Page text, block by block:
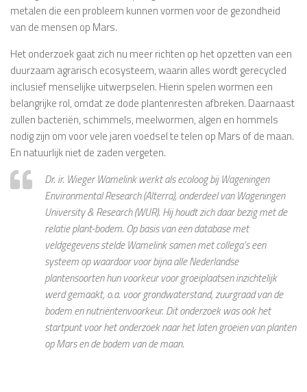
metalen die een probleem kunnen vormen voor de gezondheid
van de mensen op Mars.
Het onderzoek gaat zich nu meer richten op het opzetten van een
duurzaam agrarisch ecosysteem, waarin alles wordt gerecycled
inclusief menselijke uitwerpselen. Hierin spelen wormen een
belangrijke rol, omdat ze dode plantenresten afbreken. Daarnaast
zullen bacteriën, schimmels, meelwormen, algen en hommels
nodig zijn om voor vele jaren voedsel te telen op Mars of de maan.
En natuurlijk niet de zaden vergeten.
Dr. ir. Wieger Wamelink werkt als ecoloog bij Wageningen
Environmental Research (Alterra), onderdeel van Wageningen
University & Research (WUR). Hij houdt zich daar bezig met de
relatie plant-bodem. Op basis van een database met
veldgegevens stelde Wamelink samen met collega’s een
systeem op waardoor voor bijna alle Nederlandse
plantensoorten hun voorkeur voor groeiplaatsen inzichtelijk
werd gemaakt, o.a. voor grondwaterstand, zuurgraad van de
bodem en nutriëntenvoorkeur. Dit onderzoek was ook het
startpunt voor het onderzoek naar het laten groeien van planten
op Mars en de bodem van de maan.